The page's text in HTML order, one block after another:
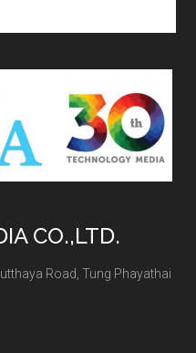
CO.,LTD.
Road, Tung Phayathai